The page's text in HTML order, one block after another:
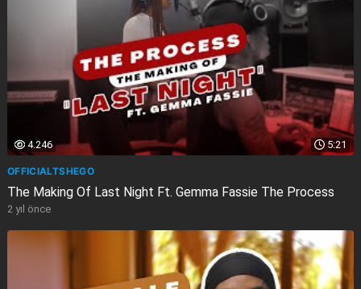
5:21
4.246
OFFICIALTSHEGO
The Making Of Last Night Ft. Gemma Fassie The Process
2 yıl önce